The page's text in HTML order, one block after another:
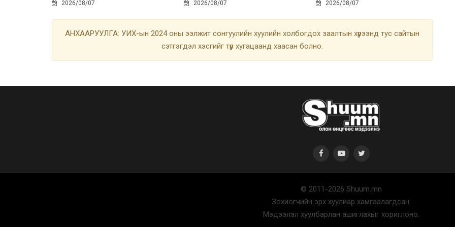
2026/08/07 2026/08/07 2026/08/07
АНХААРУУЛГА: УИХ-ын 2024 оны ээлжит сонгуулийн хуулийн холбогдох заалтын хүрээнд тус сайтын
сэтгэгдэл хэсгийг түр хугацаанд хаасан болно.
© 2011-2026 Shuum.mn
Зохиогчийн эрх хуулиар хамгаалагдсан.
Мэдээлэл хуулбарлан ашиглахыг хориглоно.